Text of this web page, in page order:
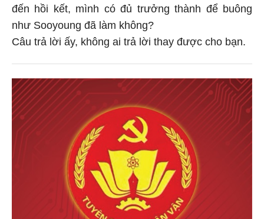
đến hồi kết, mình có đủ trưởng thành để buông
như Sooyoung đã làm không?
Câu trả lời ấy, không ai trả lời thay được cho bạn.